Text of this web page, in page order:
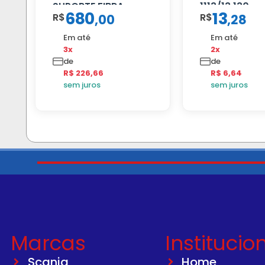
SUPORTE FIBRA
R$680,00
Em até
3x
de
R$ 226,66
sem juros
1113/13.130
R$13,28
Em até
2x
de
R$ 6,64
sem juros
Marcas